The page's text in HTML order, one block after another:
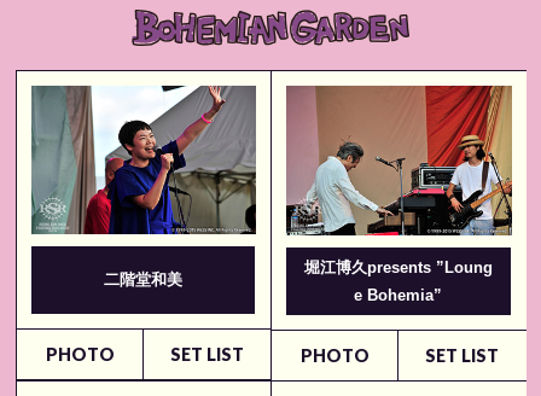
二階堂和美
PHOTO SET LIST
堀江博久presents ”Loung
e Bohemia”
PHOTO SET LIST